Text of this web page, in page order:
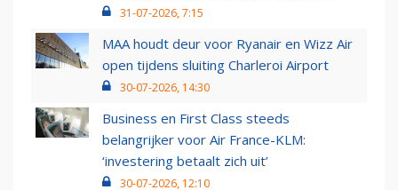
31-07-2026, 7:15
MAA houdt deur voor Ryanair en Wizz Air
open tijdens sluiting Charleroi Airport
30-07-2026, 14:30
Business en First Class steeds
belangrijker voor Air France-KLM:
‘investering betaalt zich uit’
30-07-2026, 12:10